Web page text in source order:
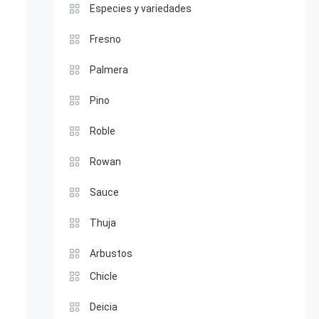
Especies y variedades
Fresno
Palmera
Pino
Roble
Rowan
Sauce
Thuja
Arbustos
Chicle
Deicia